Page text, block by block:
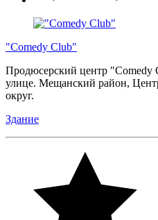
"Comedy Club"
Продюсерский центр
улице. Мещанский район,
округ.
Здание